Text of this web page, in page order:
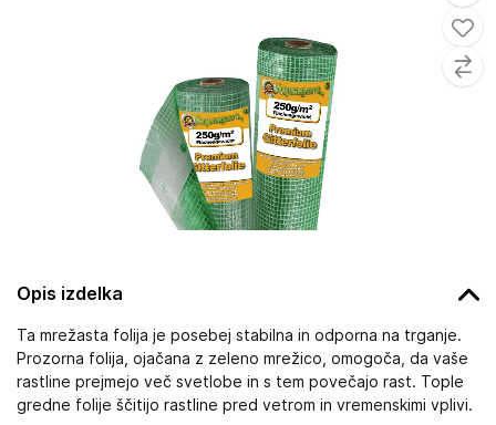
Opis izdelka
Ta mrežasta folija je posebej stabilna in odporna na trganje.
Prozorna folija, ojačana z zeleno mrežico, omogoča, da vaše
rastline prejmejo več svetlobe in s tem povečajo rast. Tople
gredne folije ščitijo rastline pred vetrom in vremenskimi vplivi.